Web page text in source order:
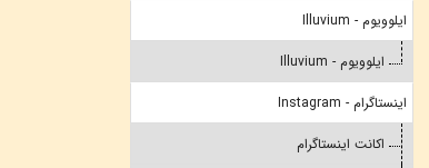
ایلوویوم - Illuvium
ایلوویوم - Illuvium
اینستاگرام - Instagram
اکانت اینستاگرام